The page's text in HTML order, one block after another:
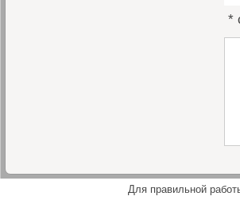
*
Для правильной